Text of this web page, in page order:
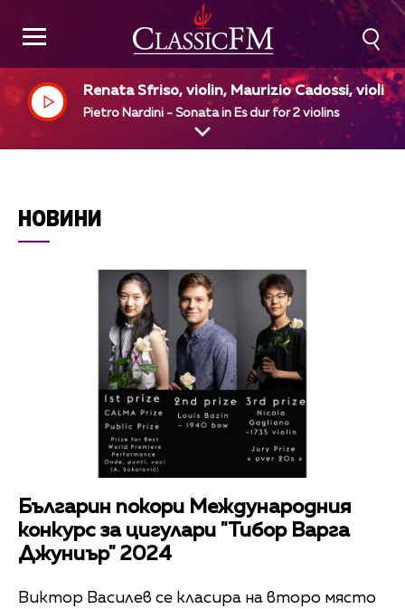
Renata Sfriso, violin, Maurizio Cadossi, violin
Pietro Nardini - Sonata in Es dur for 2 violins
НОВИНИ
Българин покори Международния
конкурс за цигулари "Тибор Варга
Джуниър" 2024
Виктор Василев се класира на второ място